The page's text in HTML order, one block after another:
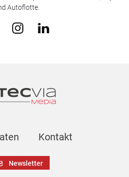
Autoflotte.
Kontakt
Newsletter